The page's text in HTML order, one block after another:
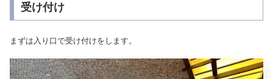
受け付け
まずは入り口で受け付けをします。